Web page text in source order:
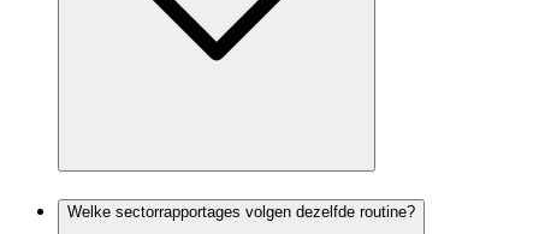
Welke sectorrapportages volgen dezelfde routine?